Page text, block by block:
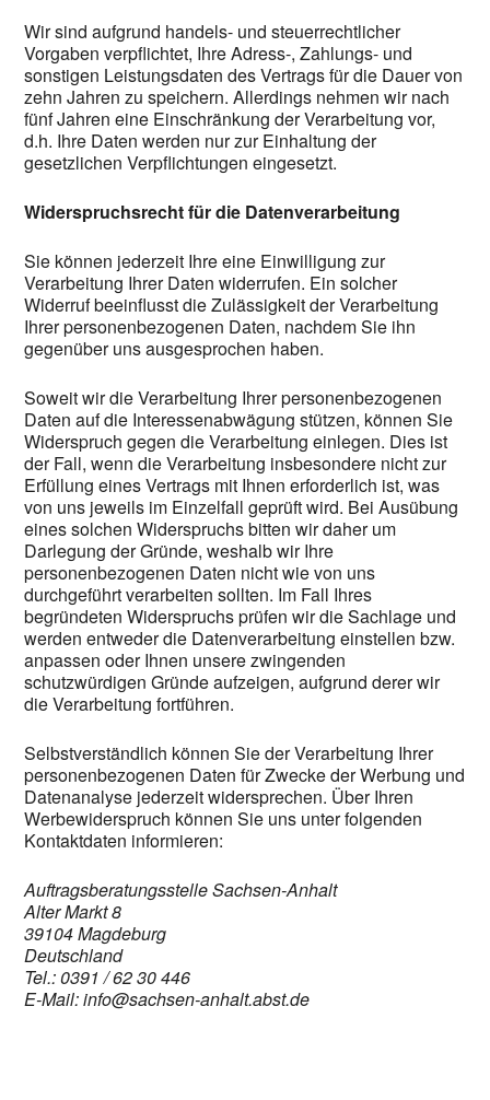
Wir sind aufgrund handels- und steuerrechtlicher
Vorgaben verpflichtet, Ihre Adress-, Zahlungs- und
sonstigen Leistungsdaten des Vertrags für die Dauer von
zehn Jahren zu speichern. Allerdings nehmen wir nach
fünf Jahren eine Einschränkung der Verarbeitung vor,
d.h. Ihre Daten werden nur zur Einhaltung der
gesetzlichen Verpflichtungen eingesetzt.
Widerspruchsrecht für die Datenverarbeitung
Sie können jederzeit Ihre eine Einwilligung zur
Verarbeitung Ihrer Daten widerrufen. Ein solcher
Widerruf beeinflusst die Zulässigkeit der Verarbeitung
Ihrer personenbezogenen Daten, nachdem Sie ihn
gegenüber uns ausgesprochen haben.
Soweit wir die Verarbeitung Ihrer personenbezogenen
Daten auf die Interessenabwägung stützen, können Sie
Widerspruch gegen die Verarbeitung einlegen. Dies ist
der Fall, wenn die Verarbeitung insbesondere nicht zur
Erfüllung eines Vertrags mit Ihnen erforderlich ist, was
von uns jeweils im Einzelfall geprüft wird. Bei Ausübung
eines solchen Widerspruchs bitten wir daher um
Darlegung der Gründe, weshalb wir Ihre
personenbezogenen Daten nicht wie von uns
durchgeführt verarbeiten sollten. Im Fall Ihres
begründeten Widerspruchs prüfen wir die Sachlage und
werden entweder die Datenverarbeitung einstellen bzw.
anpassen oder Ihnen unsere zwingenden
schutzwürdigen Gründe aufzeigen, aufgrund derer wir
die Verarbeitung fortführen.
Selbstverständlich können Sie der Verarbeitung Ihrer
personenbezogenen Daten für Zwecke der Werbung und
Datenanalyse jederzeit widersprechen. Über Ihren
Werbewiderspruch können Sie uns unter folgenden
Kontaktdaten informieren:
Auftragsberatungsstelle Sachsen-Anhalt
Alter Markt 8
39104 Magdeburg
Deutschland
Tel.: 0391 / 62 30 446
E-Mail: info@sachsen-anhalt.abst.de